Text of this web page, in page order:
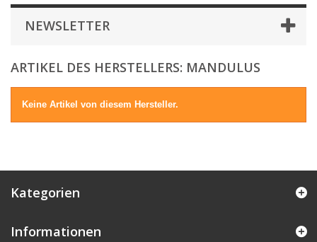
NEWSLETTER
ARTIKEL DES HERSTELLERS: MANDULUS
Keine Artikel von diesem Hersteller.
Kategorien
Informationen